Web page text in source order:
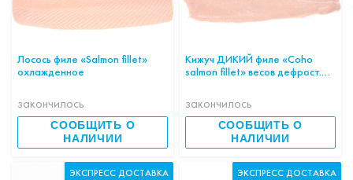
Лосось филе «Salmon fillet»
охлажденное
закончилось
СООБЩИТЬ О
НАЛИЧИИ
Кижуч ДИКИЙ филе «Coho
salmon fillet» весов дефрост.
закончилось
СООБЩИТЬ О
НАЛИЧИИ
ЭКСПРЕСС ДОСТАВКА ЭКСПРЕСС ДОСТАВКА